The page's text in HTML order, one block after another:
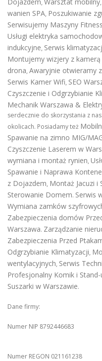
, ,
wanien SPA, Poszukiwanie
Serwisujemy Maszyny
Usługi elektryka
indukcyjne, Serwis
Montujemy wizjery z
drona, Awaryjnie otwieramy
Serwis Kamer Wifi, SEO
Czyszczenie i Odgrzybianie
Mechanik Warszawa &
serdecznie do skorzystania z
okolicach. Posiadamy też
Spawanie na zimno MIG/
Czyszczenie Laserem w
wymiana i montaż rynien,
Spawanie i Naprawa
z Dojazdem, Montaż Jacuzi i
Sterowanie Domem. Serwis
Wymiana zamków
Zabezpieczenia domów
Warszawa. Zarządzanie
Zabezpieczenia Przed
Odgrzybianie Klimatyzacji,
wentylacyjnych, Serwis
Profesjonalny Komik i
Suszarki w Warszawie.
Dane firmy:
Numer NIP 8792446683
Numer REGON 021161238